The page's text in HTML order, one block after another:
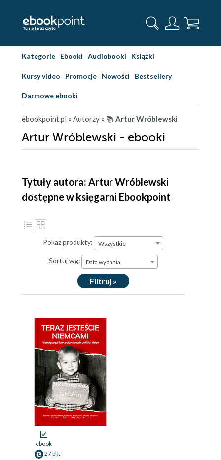
Kategorie Ebooki Audiobooki Książki
Kursy video Promocje Nowości Bestsellery
Darmowe ebooki
ebookpoint.pl » Autorzy » 📚Artur Wróblewski
Artur Wróblewski - ebooki
Tytuły autora: Artur Wróblewski
dostępne w księgarni Ebookpoint
Pokaż produkty: Wszystkie
Sortuj wg: Data wydania
Filtruj »
ebook
27 pkt